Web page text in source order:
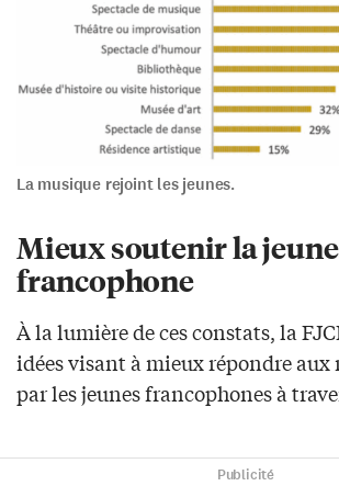
La musique rejoint les jeunes.
Mieux soutenir la
francophone
À la lumière de ces constats, la
idées visant à mieux répondre aux
par les jeunes francophones à
Publicité